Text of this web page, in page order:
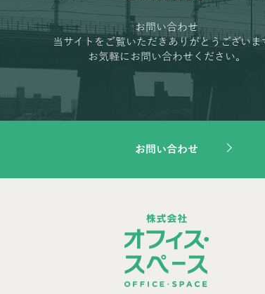
お問い合わせ
当サイトをご覧いただきありがとうございま
お気軽にお問い合わせください。
お問い合わせ